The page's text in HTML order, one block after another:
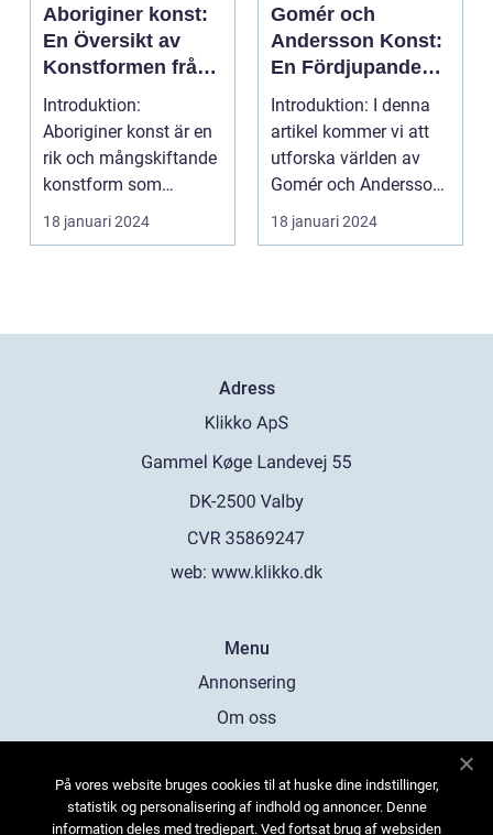
Aboriginer konst:
En Översikt av
Konstformen från
Australiens
Urinvånare
Introduktion:
Aboriginer konst är en
rik och mångskiftande
konstform som
härstammar från
Australiens...
18 januari 2024
Gomér och
Andersson Konst:
En Fördjupande
Översikt
Introduktion: I denna
artikel kommer vi att
utforska världen av
Gomér och Andersson
konst, dess olik...
18 januari 2024
Adress
web: www.klikko.dk
Menu
Annonsering
Om oss
Kontakta oss
Sitemap
På vores website bruges cookies til at huske dine indstillinger,
statistik og personalisering af indhold og annoncer. Denne
information deles med tredjepart. Ved fortsat brug af websiden